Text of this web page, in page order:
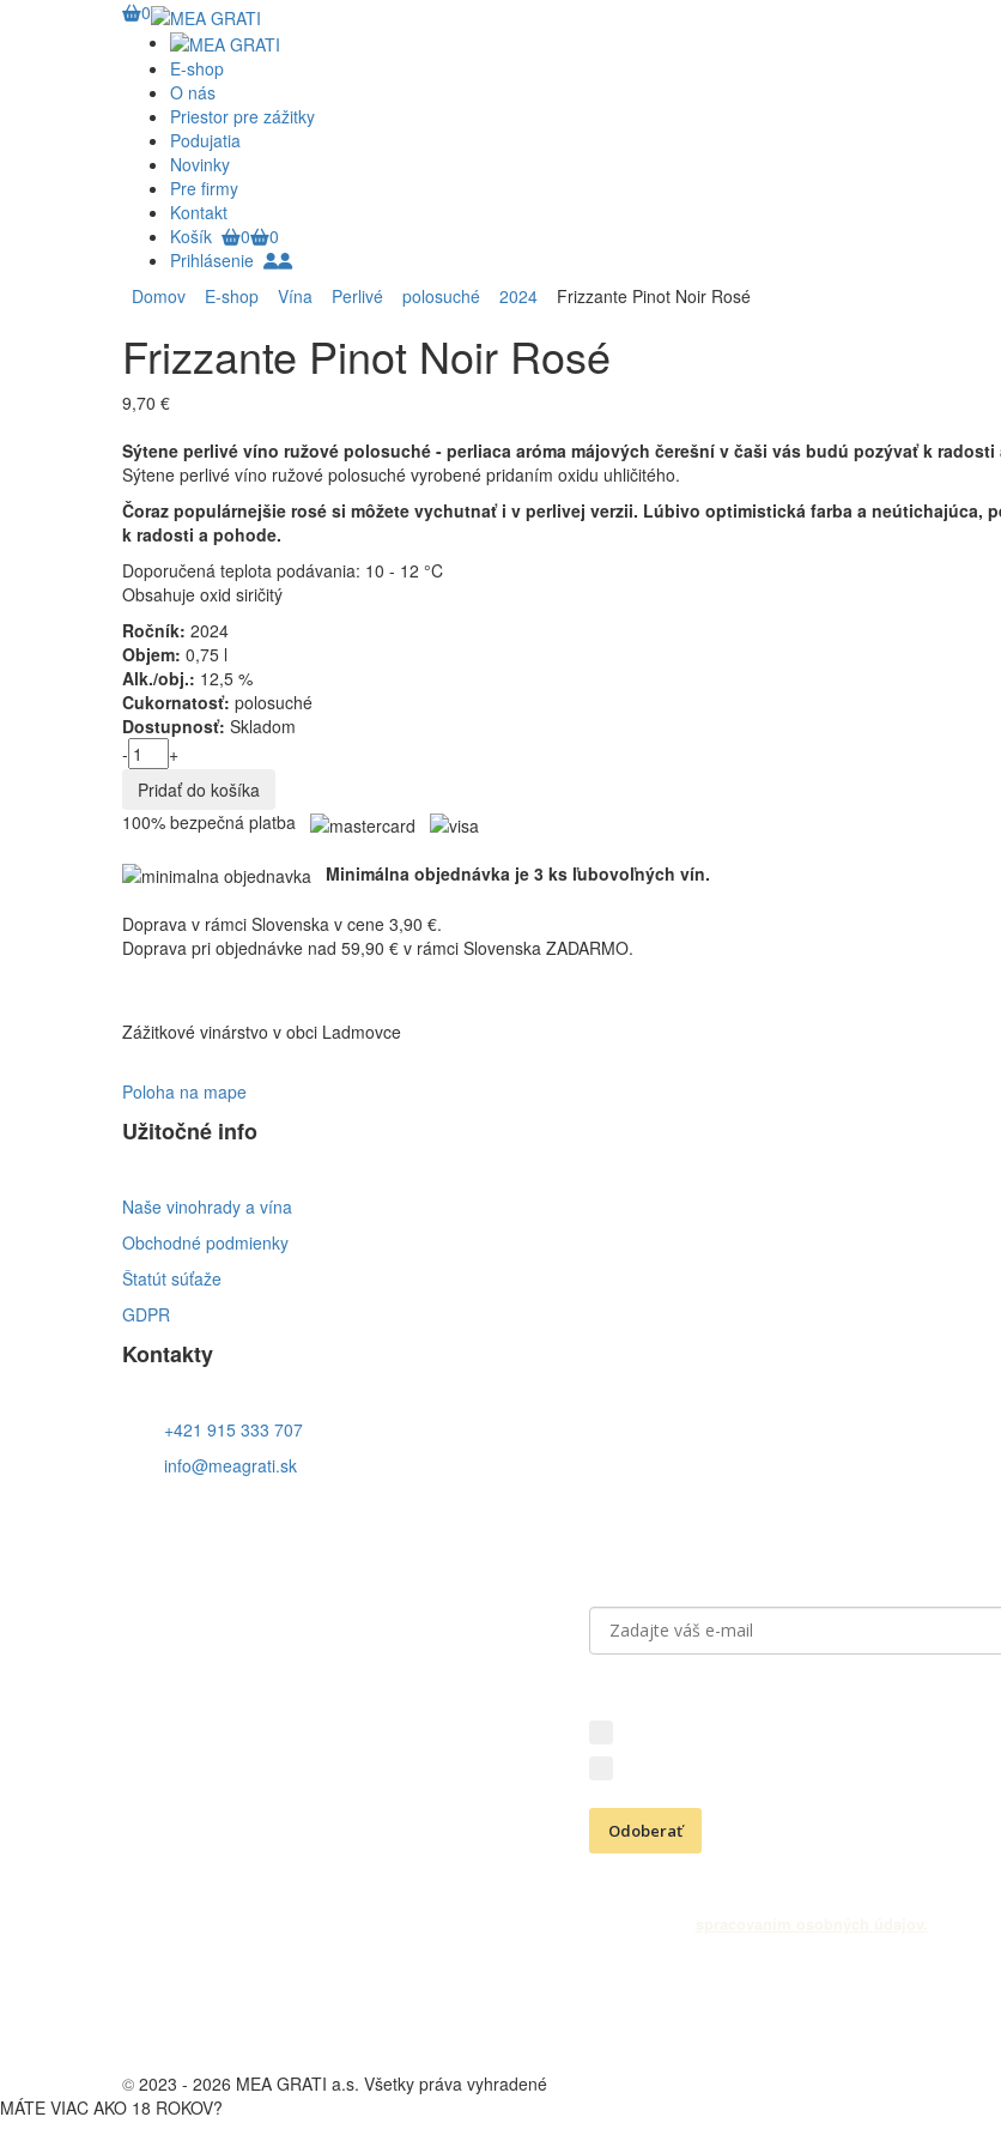
0
E-shop
O nás
Priestor pre zážitky
Podujatia
Novinky
Pre firmy
Kontakt
Košík
0
0
Prihlásenie
Domov
E-shop Vína Perlivé polosuché 2024 Frizzante Pinot Noir Rosé
Frizzante Pinot Noir Rosé
9,70 €
Sýtene perlivé víno ružové polosuché - perliaca aróma májových čerešní v čaši vás budú pozývať k radosti
Sýtene perlivé víno ružové polosuché vyrobené pridaním oxidu uhličitého.
Čoraz populárnejšie rosé si môžete vychutnať i v perlivej verzii. Lúbivo optimistická farba a neútichajúca,
k radosti a pohode.
Doporučená teplota podávania: 10 - 12 °C
Obsahuje oxid siričitý
Ročník: 2024
Objem: 0,75 l
Alk./obj.: 12,5 %
Cukornatosť: polosuché
Dostupnosť: Skladom
-
+
100% bezpečná platba
Minimálna objednávka je 3 ks ľubovoľných vín.
Doprava v rámci Slovenska v cene 3,90 €.
Doprava pri objednávke nad 59,90 € v rámci Slovenska ZADARMO.
Zážitkové vinárstvo v obci Ladmovce
Poloha na mape
Užitočné info
Naše vinohrady a vína
Obchodné podmienky
Štatút súťaže
GDPR
Kontakty
+421 915 333 707
info@meagrati.sk
Odoberať
© 2023 - 2026 MEA GRATI a.s. Všetky práva vyhradené
MÁTE VIAC AKO 18 ROKOV?